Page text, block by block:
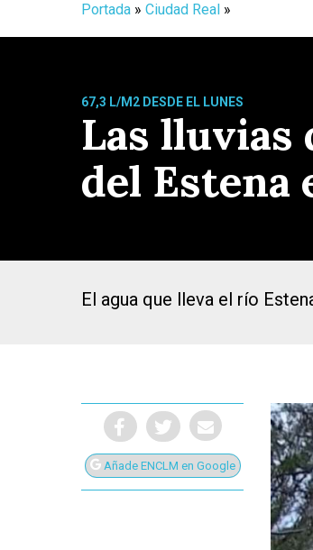
Presiona Intro para buscar o
Portada » Ciudad Real »
67,3 L/M2 DESDE EL LUNES
Las lluvias
del Estena
El agua que lleva el río
Añade ENCLM en Google